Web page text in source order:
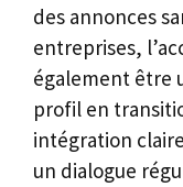
des annonces
entreprises,
également être
profil en
intégration
un dialogue